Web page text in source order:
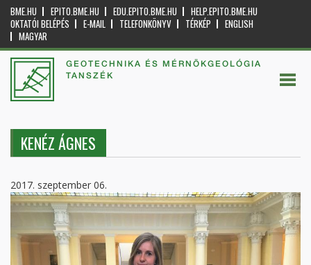
BME.HU EPITO.BME.HU EDU.EPITO.BME.HU
HELP.EPITO.BME.HU
OKTATÓI BELÉPÉS
E-MAIL TELEFONKÖNYV TÉRKÉP
ENGLISH
MAGYAR
GEOTECHNIKA ÉS MÉRNÖKGEOLÓGIA
TANSZÉK
KENÉZ ÁGNES
2017. szeptember 06.